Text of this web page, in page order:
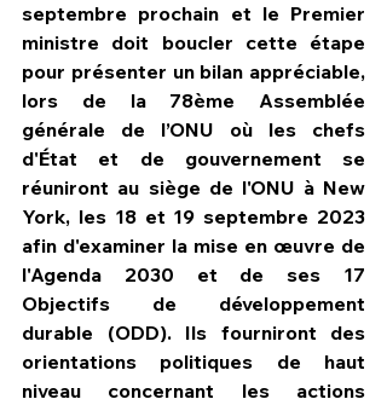
septembre prochain et le Premier
ministre doit boucler cette étape
pour présenter un bilan appréciable,
lors de la 78ème Assemblée
générale de l’ONU où les chefs
d'État et de gouvernement se
réuniront au siège de l'ONU à New
York, les 18 et 19 septembre 2023
afin d'examiner la mise en œuvre de
l'Agenda 2030 et de ses 17
Objectifs de développement
durable (ODD). Ils fourniront des
orientations politiques de haut
niveau concernant les actions